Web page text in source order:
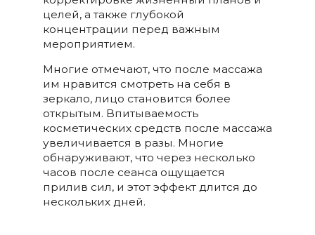
целей, а также глубокой
концентрации перед важным
мероприятием.
Многие отмечают, что после массажа
им нравится смотреть на себя в
зеркало, лицо становится более
открытым. Впитываемость
косметических средств после массажа
увеличивается в разы. Многие
обнаруживают, что через несколько
часов после сеанса ощущается
прилив сил, и этот эффект длится до
нескольких дней.